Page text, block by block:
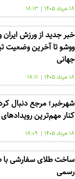
۱۸ خرداد ۱۴۰۵ | ۱۸:۱۳
خبر جدید از ورزش
ووشو تا آخرین وضعیت
جهانی
۱۸ خرداد ۱۴۰۵ | ۱۸:۱۱
شهرخبر؛ مرجع دنبال
کنار مهم‌ترین رویدادهای
۱۸ خرداد ۱۴۰۵ | ۱۸:۰۹
ساخت طلای سفارشی با
رسمی